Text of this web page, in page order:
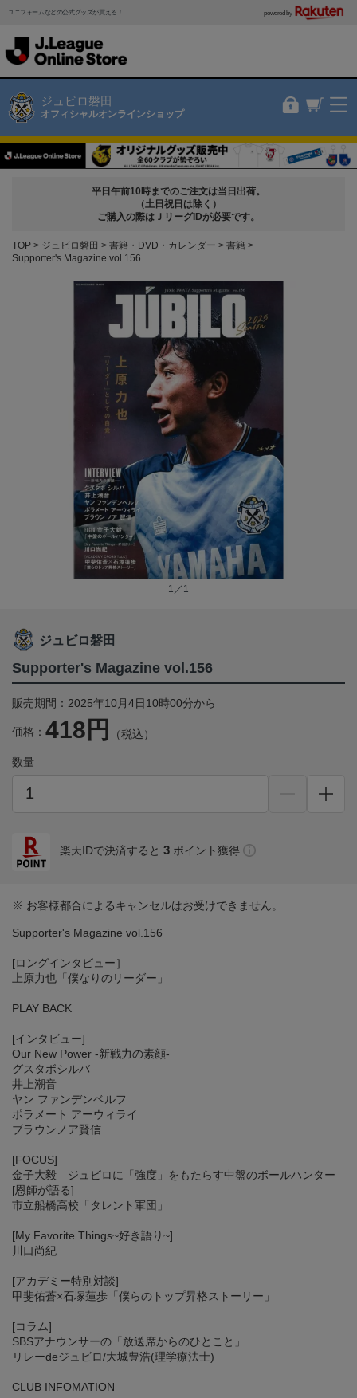
ユニフォームなどの公式グッズが買える！ powered by
ジュビロ磐田
オフィシャルオンラインショップ
平日午前10時までのご注文は当日出荷。
（土日祝日は除く）
ご購入の際はＪリーグIDが必要です。
TOP ジュビロ磐田 書籍・DVD・カレンダー
書籍
Supporter's Magazine vol.156
1／1
ジュビロ磐田
Supporter's Magazine vol.156
販売期間：2025年10月4日10時00分から
価格： 418円 （税込）
数量
楽天IDで決済すると 3 ポイント獲得
※ お客様都合によるキャンセルはお受けできません。
Supporter's Magazine vol.156
[ロングインタビュー］
上原力也「僕なりのリーダー」
PLAY BACK
[インタビュー]
Our New Power -新戦力の素顔-
グスタボシルバ
井上潮音
ヤン ファンデンベルフ
ポラメート アーウィライ
ブラウンノア賢信
[FOCUS]
金子大毅 ジュビロに「強度」をもたらす中盤のボールハンター
[恩師が語る]
市立船橋高校「タレント軍団」
[My Favorite Things~好き語り~]
川口尚紀
[アカデミー特別対談]
甲斐佑蒼×石塚蓮歩「僕らのトップ昇格ストーリー」
[コラム]
SBSアナウンサーの「放送席からのひとこと」
リレーdeジュビロ/大城豊浩(理学療法士)
CLUB INFOMATION